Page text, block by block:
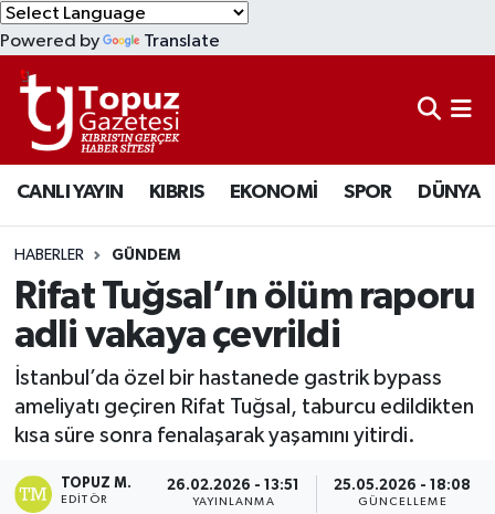
Powered by Translate
CANLI YAYIN KIBRIS EKONOMİ SPOR DÜNYA
HABERLER GÜNDEM
Rifat Tuğsal’ın ölüm raporu
adli vakaya çevrildi
İstanbul’da özel bir hastanede gastrik bypass
ameliyatı geçiren Rifat Tuğsal, taburcu edildikten
kısa süre sonra fenalaşarak yaşamını yitirdi.
TOPUZ M.
EDITÖR
26.02.2026 - 13:51
YAYINLANMA
25.05.2026 - 18:08
GÜNCELLEME
KIBRIS
DÜNYA
EKONOMİ
MAGAZİN
SAĞLIK
SPOR
TEKNOLOJİ
TÜRKİYE
Lefkoşa Nöbetçi Eczaneler
Lefkoşa Hava Durumu
Lefkoşa Trafik Yoğunluk Haritası
Süper Lig Puan Durumu ve Fikstür
Tüm Manşetler
Son Dakika Haberleri
Haber Arşivi